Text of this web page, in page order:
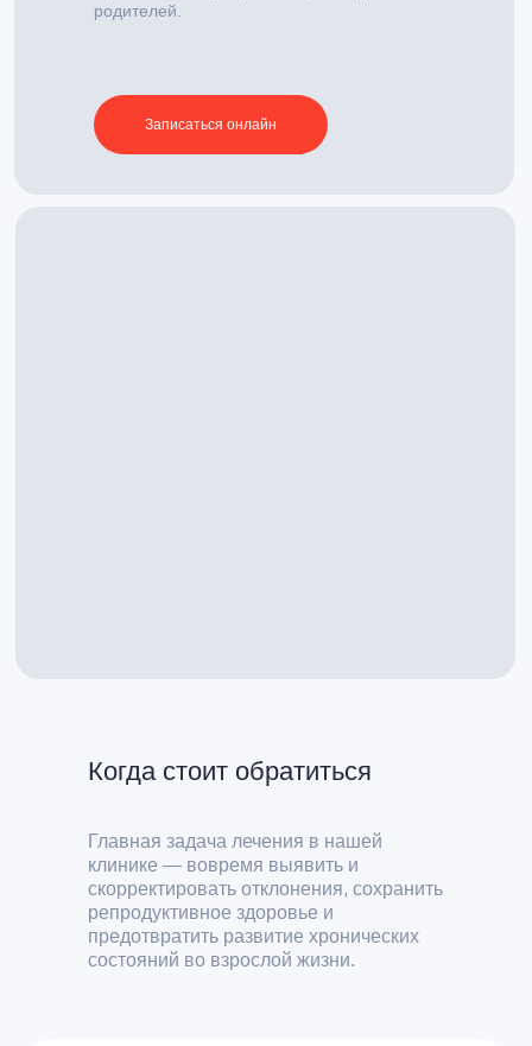
родителей.
Записаться онлайн
Главная задача лечения в нашей
клинике — вовремя выявить и
скорректировать отклонения, сохранить
репродуктивное здоровье и
предотвратить развитие хронических
состояний во взрослой жизни.
Когда стоит обратиться